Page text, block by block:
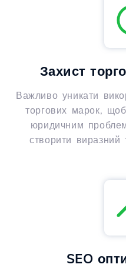
Захист
Важливо уникати
торгових марок, щоб
юридичним
створити виразний
SEO